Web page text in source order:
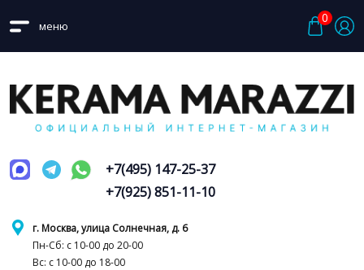
меню
0
г. Москва, улица Солнечная, д. 6
Пн-Сб: с 10-00 до 20-00
Вс: с 10-00 до 18-00
+7(495) 147-25-37
+7(925) 851-11-10